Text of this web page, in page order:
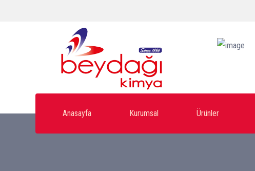
Anasayfa Kurumsal Ürünler